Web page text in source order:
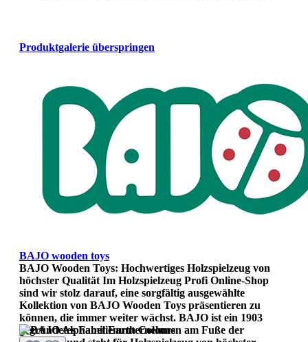
Produktgalerie überspringen
BAJO wooden toys
BAJO Wooden Toys: Hochwertiges Holzspielzeug von
höchster Qualität Im Holzspielzeug Profi Online-Shop
sind wir stolz darauf, eine sorgfältig ausgewählte
Kollektion von BAJO Wooden Toys präsentieren zu
können, die immer weiter wächst. BAJO ist ein 1903
gegründetes Familienunternehmen am Fuße der